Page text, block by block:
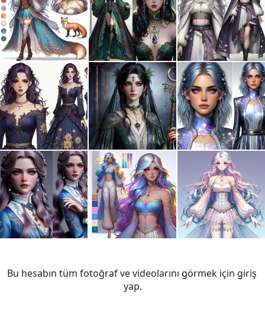
Bu hesabın tüm fotoğraf ve videolarını görmek için giriş
yap.